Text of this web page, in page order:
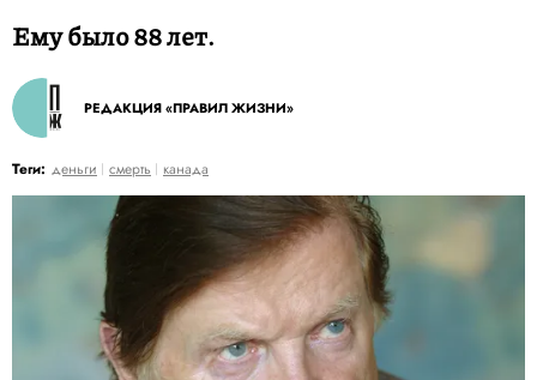
Ему было 88 лет.
РЕДАКЦИЯ «ПРАВИЛ ЖИЗНИ»
Теги: деньги смерть канада